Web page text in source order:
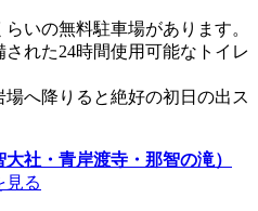
いの無料駐車場があります。
れた24時間使用可能なトイレ
へ降りると絶好の初日の出ス
社・青岸渡寺・那智の滝）
見る